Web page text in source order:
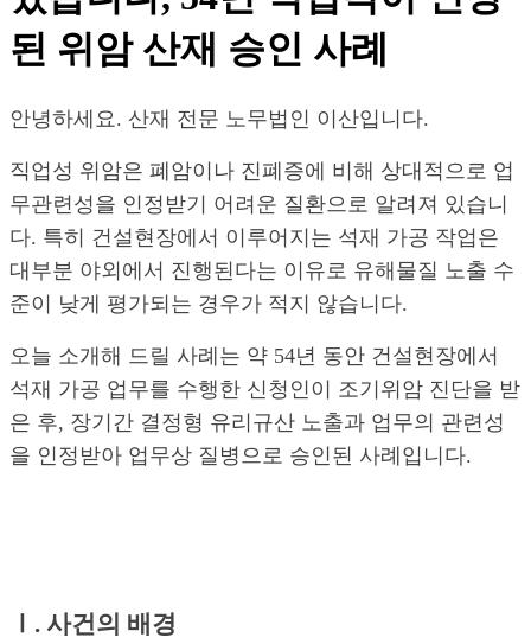
된 위암 산재 승인 사례
안녕하세요. 산재 전문 노무법인 이산입니다.
직업성 위암은 폐암이나 진폐증에 비해 상대적으로 업
무관련성을 인정받기 어려운 질환으로 알려져 있습니
다. 특히 건설현장에서 이루어지는 석재 가공 작업은
대부분 야외에서 진행된다는 이유로 유해물질 노출 수
준이 낮게 평가되는 경우가 적지 않습니다.
오늘 소개해 드릴 사례는 약 54년 동안 건설현장에서
석재 가공 업무를 수행한 신청인이 조기위암 진단을 받
은 후, 장기간 결정형 유리규산 노출과 업무의 관련성
을 인정받아 업무상 질병으로 승인된 사례입니다.
Ⅰ. 사건의 배경